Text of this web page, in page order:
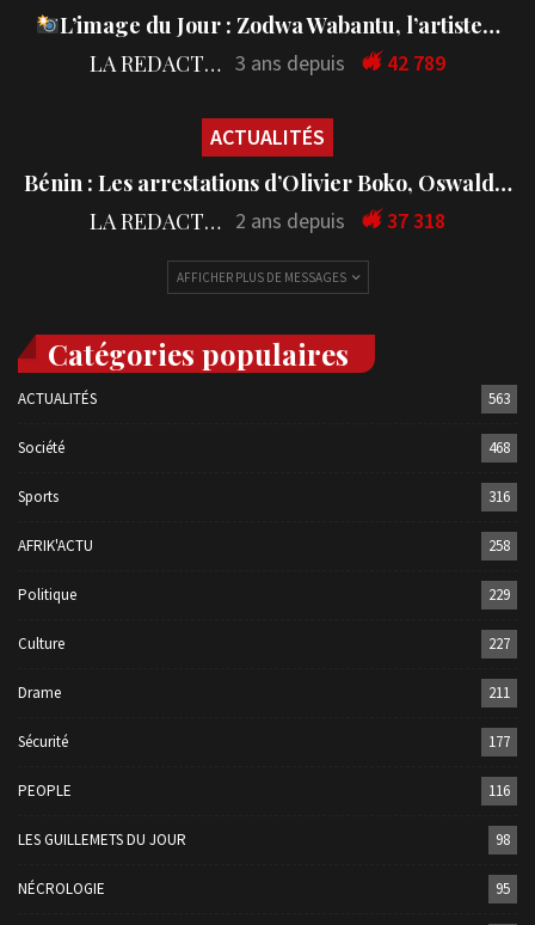
L’image du Jour : Zodwa Wabantu, l’artiste…
LA REDACTION 3 ans depuis 42 789
ACTUALITÉS
Bénin : Les arrestations d’Olivier Boko, Oswald…
LA REDACTION 2 ans depuis 37 318
AFFICHER PLUS DE MESSAGES
Catégories populaires
ACTUALITÉS 563
Société 468
Sports 316
AFRIK'ACTU 258
Politique 229
Culture 227
Drame 211
Sécurité 177
PEOPLE 116
LES GUILLEMETS DU JOUR 98
NÉCROLOGIE 95